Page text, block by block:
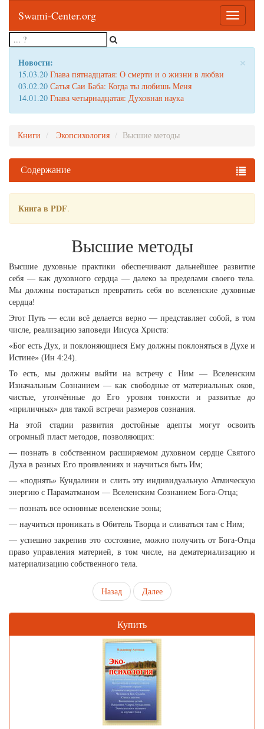
Toggle
Swami-Center.org
×
Новости:
15.03.20 Глава пятнадцатая: О смерти и о жизни в любви
03.02.20 Сатья Саи Баба: Когда ты любишь Меня
14.01.20 Глава четырнадцатая: Духовная наука
Книги Экопсихология Высшие методы
Содержание
Книга в PDF.
Высшие методы
Высшие духовные практики обеспечивают дальнейшее развитие
себя — как духовного сердца — далеко за пределами своего тела.
Мы должны постараться превратить себя во вселенские духовные
сердца!
Этот Путь — если всё делается верно — представляет собой, в том
числе, реализацию заповеди Иисуса Христа:
«Бог есть Дух, и поклоняющиеся Ему должны поклоняться в Духе и
Истине» (Ин 4:24).
То есть, мы должны выйти на встречу с Ним — Вселенским
Изначальным Сознанием — как свободные от материальных оков,
чистые, утончённые до Его уровня тонкости и развитые до
«приличных» для такой встречи размеров сознания.
На этой стадии развития достойные адепты могут освоить
огромный пласт методов, позволяющих:
— познать в собственном расширяемом духовном сердце Святого
Духа в разных Его проявлениях и научиться быть Им;
— «поднять» Кундалини и слить эту индивидуальную Атмическую
энергию с Параматманом — Вселенским Сознанием Бога-Отца;
— познать все основные вселенские эоны;
— научиться проникать в Обитель Творца и сливаться там с Ним;
— успешно закрепив это состояние, можно получить от Бога-Отца
право управления материей, в том числе, на дематериализацию и
материализацию собственного тела.
Назад Далее
Купить